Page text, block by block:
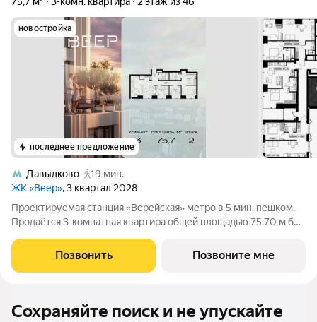
новостройка
последнее предложение
Давыдково
19 мин.
ЖК «Веер», 3 квартал 2028
Проектируемая станция «Верейская» метро в 5 мин. пешком.
Продаётся 3-комнатная квартира общей площадью 75.70 м без
жилой квартал бизнес-класса в престижном ЗАО Москвы
всего 5 минут до
Позвонить Позвоните мне
Сохраняйте поиск и не упускайте